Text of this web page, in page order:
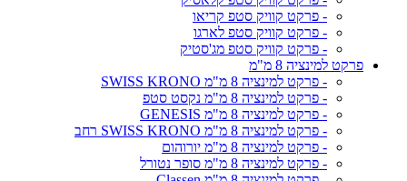
- פרקט קוויק סטפ קריאו
- פרקט קוויק סטפ לארגו
- פרקט קוויק סטפ מג'סטיק
פרקט למינציה 8 מ"מ
- פרקט למינציה 8 מ"מ SWISS KRONO
- פרקט למינציה 8 מ"מ נקסט סטפ
- פרקט למינציה 8 מ"מ GENESIS
- פרקט למינציה 8 מ"מ SWISS KRONO רחב
- פרקט למינציה 8 מ"מ יורוהום
- פרקט למינציה 8 מ"מ סופר נטורל